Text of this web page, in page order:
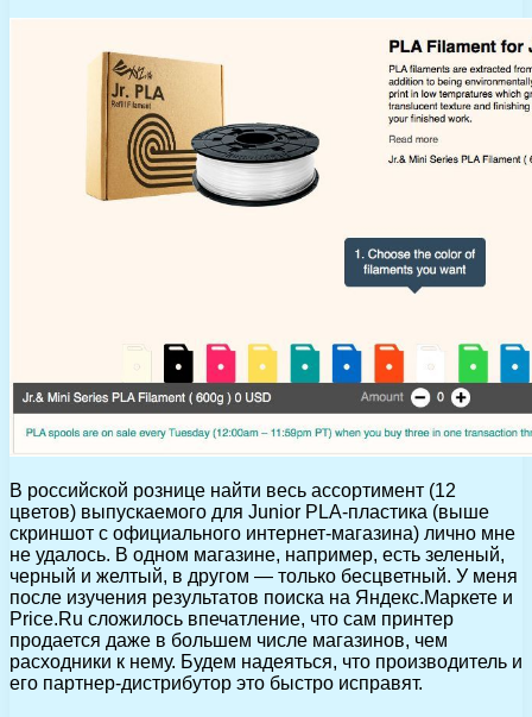
В российской рознице найти весь ассортимент (12
цветов) выпускаемого для Junior PLA-пластика (выше
скриншот с официального интернет-магазина) лично мне
не удалось. В одном магазине, например, есть зеленый,
черный и желтый, в другом — только бесцветный. У меня
после изучения результатов поиска на Яндекс.Маркете и
Price.Ru сложилось впечатление, что сам принтер
продается даже в большем числе магазинов, чем
расходники к нему. Будем надеяться, что производитель и
его партнер-дистрибутор это быстро исправят.